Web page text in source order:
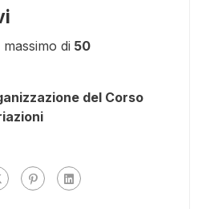
di 50
del Corso